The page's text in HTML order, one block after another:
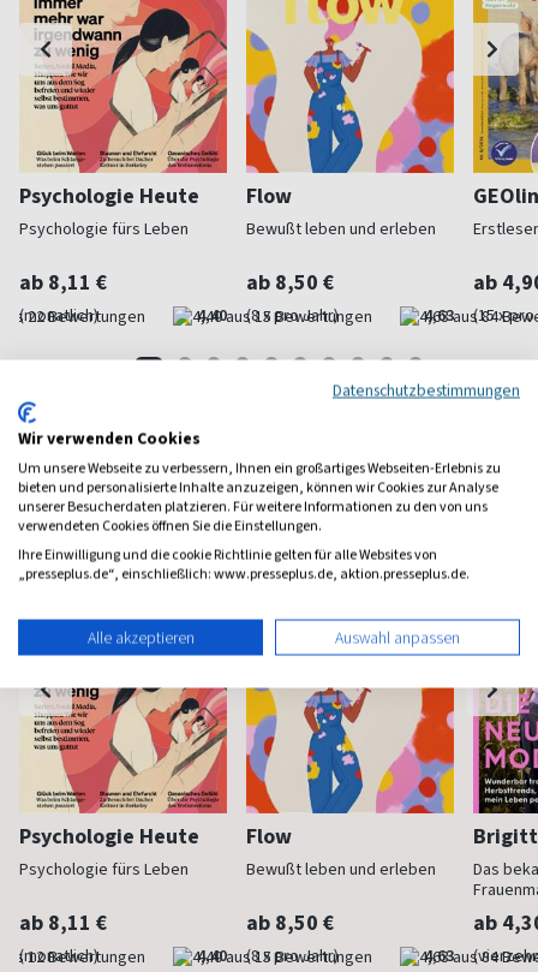
Psychologie Heute
Psychologie fürs Leben
ab 8,11 €
(monatlich) 4,40
Flow
Bewußt leben und erleben
ab 8,50 €
(8 x pro Jahr) 4,63
ab
(15 x
Frauenzeitschriften
Psychologie Heute
Psychologie fürs Leben
ab 8,11 €
(monatlich) 4,40
Flow
Bewußt leben und erleben
ab 8,50 €
(8 x pro Jahr) 4,63
Das
ab
Datenschutzbestimmungen
Wir verwenden Cookies
Um unsere Webseite zu verbessern, Ihnen ein großartiges Webseiten-Erlebnis zu
bieten und personalisierte Inhalte anzuzeigen, können wir Cookies zur Analyse
unserer Besucherdaten platzieren. Für weitere Informationen zu den von uns
verwendeten Cookies öffnen Sie die Einstellungen.
Ihre Einwilligung und die cookie Richtlinie gelten für alle Websites von
„presseplus.de“, einschließlich: www.presseplus.de, aktion.presseplus.de.
Alle akzeptieren Auswahl anpassen